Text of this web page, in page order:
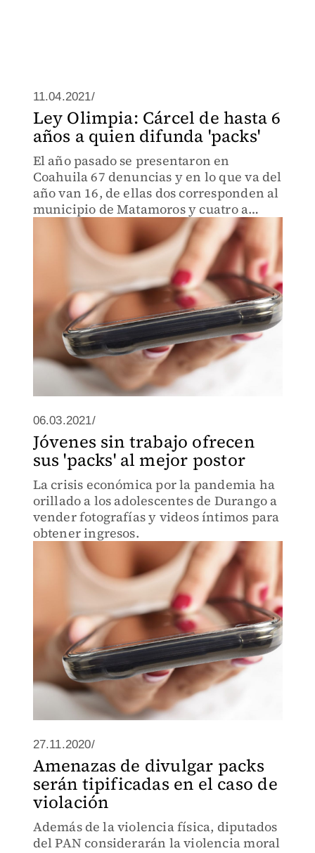
11.04.2021/
Ley Olimpia: Cárcel de hasta 6
años a quien difunda 'packs'
El año pasado se presentaron en
Coahuila 67 denuncias y en lo que va del
año van 16, de ellas dos corresponden al
municipio de Matamoros y cuatro a
Torreón.
06.03.2021/
Jóvenes sin trabajo ofrecen
sus 'packs' al mejor postor
La crisis económica por la pandemia ha
orillado a los adolescentes de Durango a
vender fotografías y videos íntimos para
obtener ingresos.
27.11.2020/
Amenazas de divulgar packs
serán tipificadas en el caso de
violación
Además de la violencia física, diputados
del PAN considerarán la violencia moral